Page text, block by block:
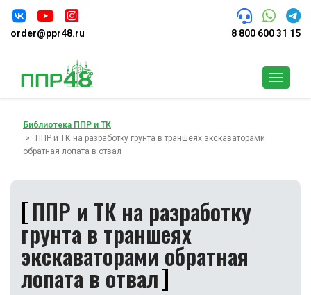
order@ppr48.ru 8 800 600 31 15
Библиотека ППР и ТК
ППР и ТК на разработку грунта в траншеях экскаваторами
обратная лопата в отвал
ППР и ТК на разработку
грунта в траншеях
экскаваторами обратная
лопата в отвал